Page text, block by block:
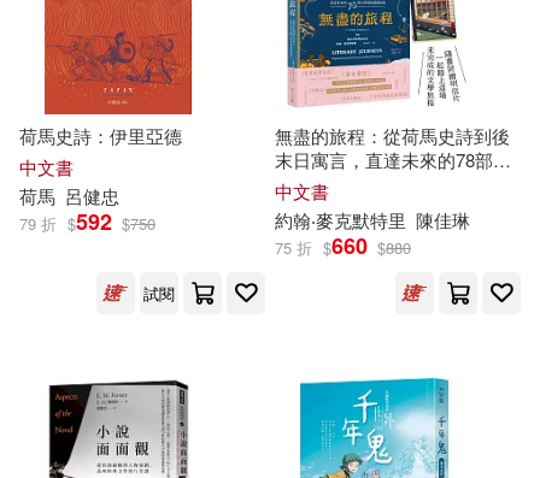
ふどのふどう(10)
上杉響士郎(10) 井冬良(10)
宮崎うの(10)
山本ともみつ(10)
彭文席(10) 志水しゅな(10)
山東人民出版社(43)
湖北美術出版社(43)
複刻文化(43)
中共中央黨校出版社(42)
中國書籍出版社(42)
二十一世紀出版社(42)
中國經濟出版社(41) 臉譜(41)
荷馬史詩：伊里亞德
中文書
荷馬 呂健忠
79 折 $592 $750
試閱
無盡的旅程：從荷馬史詩到後
末日寓言，直達未來的78部文
學經典遊歷指南(首刷贈名畫金
句明信片)
中文書
約翰‧麥克默特里 陳佳琳
75 折 $660 $880